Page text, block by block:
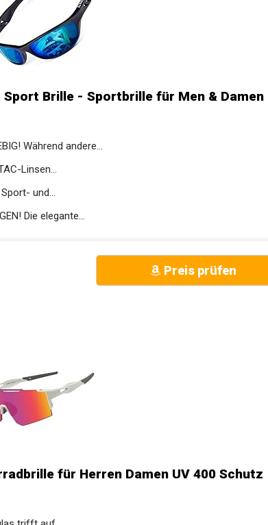
Brille - Sportbrille für Men & Damen
Während andere...
Linsen...
und...
Die elegante...
Preis prüfen
für Herren Damen UV 400 Schutz